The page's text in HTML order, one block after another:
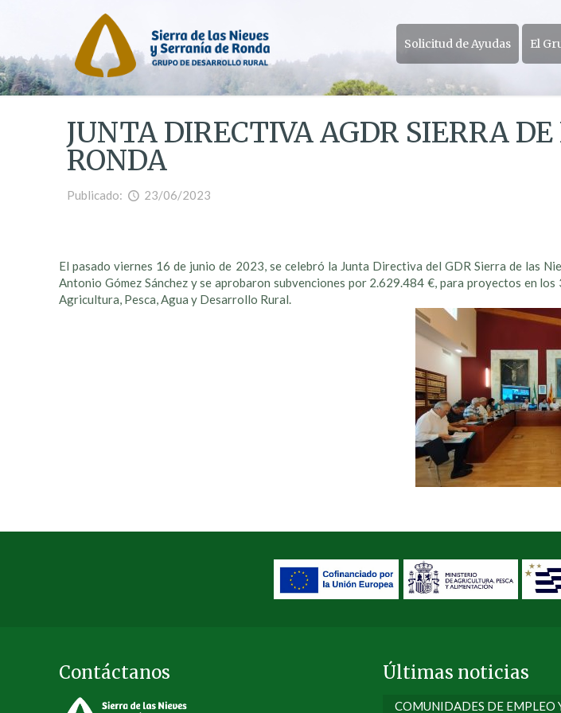
Solicitud de Ayudas El
JUNTA DIRECTIVA AGDR SIERRA
RONDA
Publicado: 23/06/2023
El pasado viernes 16 de junio de 2023, se celebró la Junta Directiva del GDR Sierra de las
Antonio Gómez Sánchez y se aprobaron subvenciones por 2.629.484 €, para proyectos en
Agricultura, Pesca, Agua y Desarrollo Rural.
Contáctanos Últimas noticias
COMUNIDADES DE EMPLEO